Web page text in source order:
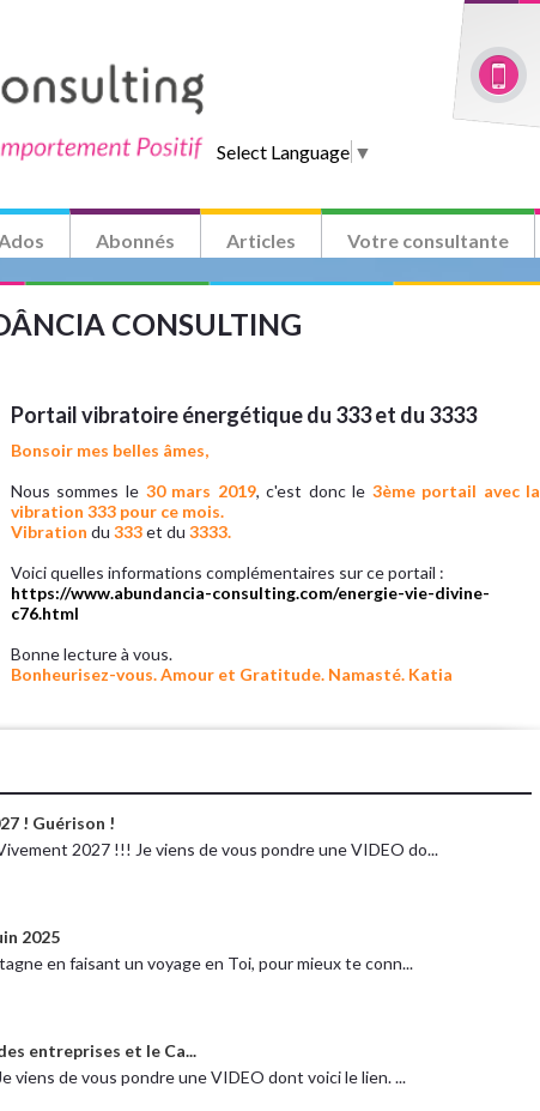
Select Language ▼
Abonnés Articles Votre consultante
CONSULTING
Portail vibratoire énergétique du 333 et du 3333
Bonsoir mes belles âmes,
Nous sommes le 30 mars 2019, c'est donc le 3ème portail avec la
vibration 333 pour ce mois.
Vibration du 333et du 3333.
Voici quelles informations complémentaires sur ce portail :
https://www.abundancia-consulting.com/energie-vie-divine-
c76.html
Bonne lecture à vous.
Bonheurisez-vous. Amour et Gratitude. Namasté. Katia
! Guérison !
2027 !!! Je viens de vous pondre une VIDEO do...
2025
en faisant un voyage en Toi, pour mieux te conn...
entreprises et le Ca...
viens de vous pondre une VIDEO dont voici le lien. ...